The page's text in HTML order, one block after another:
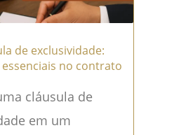
de exclusividade:
no contrato
cláusula de
em um